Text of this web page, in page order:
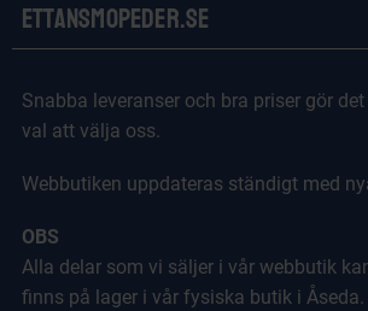
Ettansmopeder.se
Snabba leveranser och bra priser gör
val att välja oss.
Webbutiken uppdateras ständigt med
OBS
Alla delar som vi säljer i vår webbutik
finns på lager i vår fysiska butik i Åseda.